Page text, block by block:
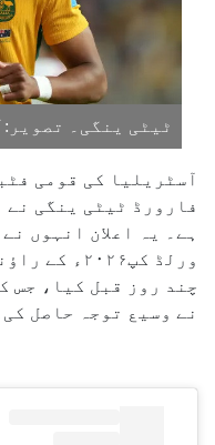
ٹیٹی ینگی۔
آسٹریلیا کی قومی
فارورڈ ٹیٹی ینگی نے
ہے۔ یہ اعلان انہوں
چند روز قبل کیا، جس
نے وسیع توجہ حاصل کی۔